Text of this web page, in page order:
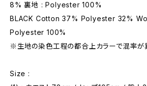
8% 裏地 : Polyester 100%
BLACK Cotton 37% Polyester 32%
Polyester 100%
※生地の染色工程の都合上カラーで混率が
Size :